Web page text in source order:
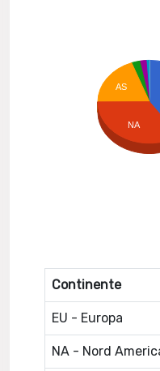
AS
NA
Continente
EU - Europa
NA - Nord